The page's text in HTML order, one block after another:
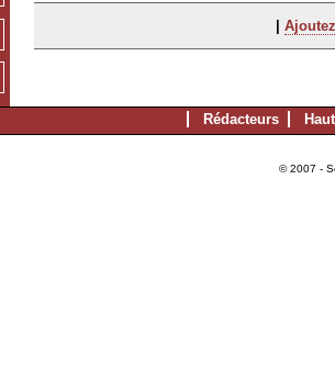
|
Rédacteurs
© 2007 -